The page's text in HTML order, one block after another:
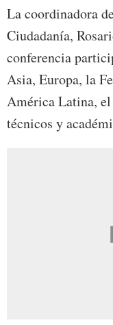
La coordinadora
Ciudadanía,
conferencia
Asia, Europa, la
América Latina,
técnicos y